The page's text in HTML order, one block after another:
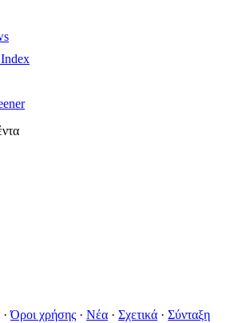
· Όροι χρήσης · Νέα · Σχετικά · Σύνταξη